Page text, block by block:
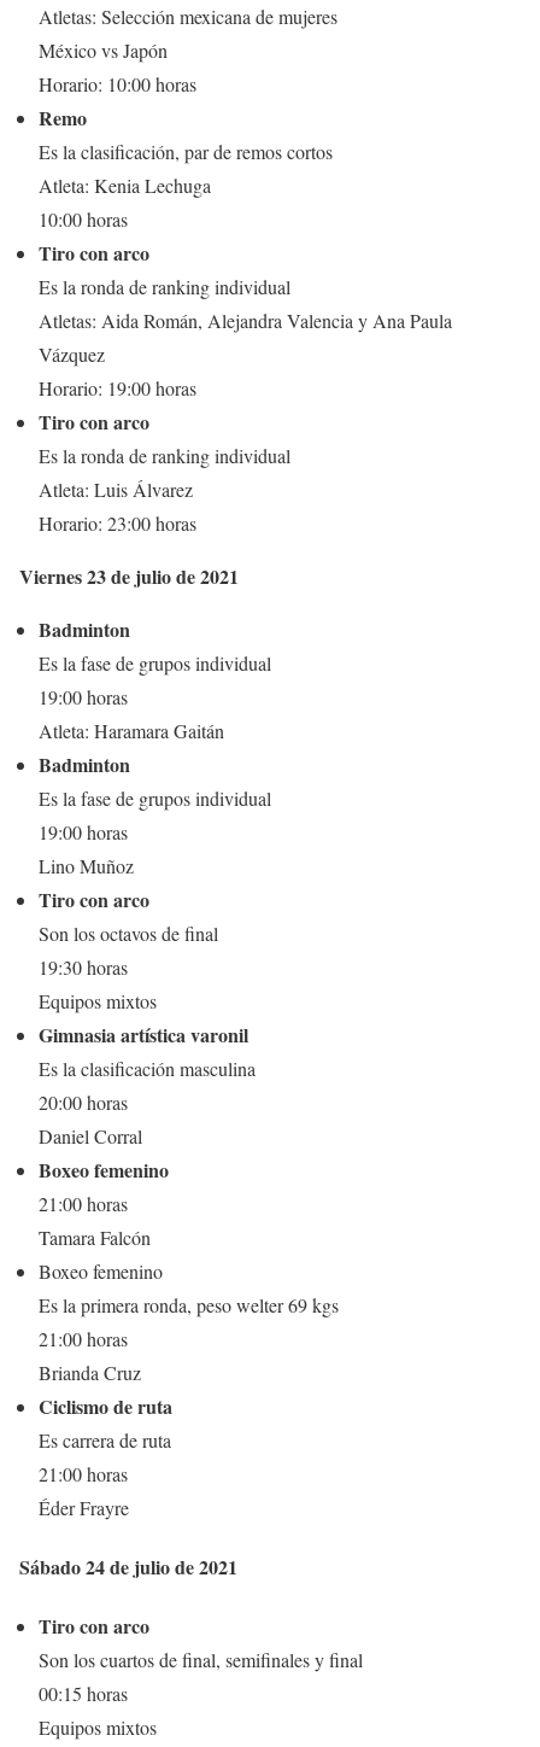
Atletas: Selección mexicana de mujeres
México vs Japón
Horario: 10:00 horas
Remo
Es la clasificación, par de remos cortos
Atleta: Kenia Lechuga
10:00 horas
Tiro con arco
Es la ronda de ranking individual
Atletas: Aida Román, Alejandra Valencia y Ana Paula
Vázquez
Horario: 19:00 horas
Tiro con arco
Es la ronda de ranking individual
Atleta: Luis Álvarez
Horario: 23:00 horas
Viernes 23 de julio de 2021
Badminton
Es la fase de grupos individual
19:00 horas
Atleta: Haramara Gaitán
Badminton
Es la fase de grupos individual
19:00 horas
Lino Muñoz
Tiro con arco
Son los octavos de final
19:30 horas
Equipos mixtos
Gimnasia artística varonil
Es la clasificación masculina
20:00 horas
Daniel Corral
Boxeo femenino
21:00 horas
Tamara Falcón
Boxeo femenino
Es la primera ronda, peso welter 69 kgs
21:00 horas
Brianda Cruz
Ciclismo de ruta
Es carrera de ruta
21:00 horas
Éder Frayre
Sábado 24 de julio de 2021
Tiro con arco
Son los cuartos de final, semifinales y final
00:15 horas
Equipos mixtos